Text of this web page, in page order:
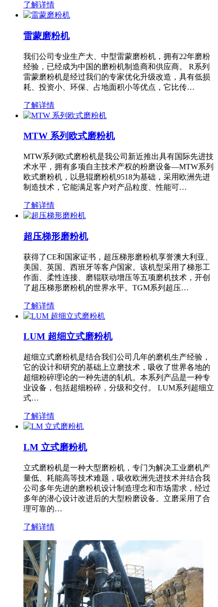
了解详情
雷蒙磨粉机
我们公司专业生产大、中型雷蒙磨粉机，拥有22年磨粉
经验，已经成为中国的磨粉机制造商和供应商。 R系列
雷蒙磨粉机是经过我们的专家优化升级改造，具有低损
耗、投资小、环保、占地面积小等优点，它比传…
了解详情
MTW 系列欧式磨粉机
MTW系列欧式磨粉机是我公司新近推出具有国际先进技
术水平，拥有多项自主技术产权的粉磨设备—MTW系列
欧式磨粉机，以悬辊磨粉机9518为基础，采用欧洲先进
制造技术，它能满足客户对产品粒度、性能可…
了解详情
超压梯形磨粉机
获得了CE和国家证书，超压梯形磨粉机享誉澳大利亚、
美国、英国、西班牙等客户国家。该机型采用了梯形工
作面、柔性连接、磨辊联动增压等五项磨机技术，开创
了超压梯形磨粉机的世界水平。TGM系列超压…
了解详情
LUM 超细立式磨粉机
超细立式磨粉机是结合我们公司几年的磨机生产经验，
它的设计和研究的基础上立磨技术，吸收了世界各地的
超细粉碎理论的一种先进的轧机。本系列产品是一种专
业设备，包括超细粉碎，分级和交付。 LUM系列超细立
式…
了解详情
LM 立式磨粉机
立式磨粉机是一种大型磨粉机，专门为解决工业磨机产
量低、耗能高等技术难题，吸收欧洲先进技术并结合我
公司多年先进的磨粉机设计制造理念和市场需求，经过
多年的潜心设计改进后的大型粉磨设备。立磨采用了合
理可靠的…
了解详情